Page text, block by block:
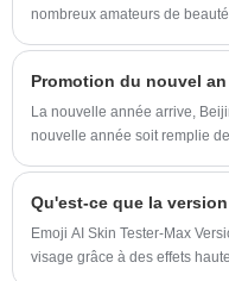
participer
beauté.
partager
pointe, et
nombreux amateurs de
Promotion du nouvel an
La nouvelle année arrive,
nouvelle année soit remplie
Qu'est-ce que la
Emoji AI Skin Tester-Max
visage grâce à des effets